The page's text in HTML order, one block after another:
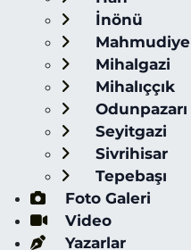
İnönü
Mahmudiye
Mihalgazi
Mihalıççık
Odunpazarı
Seyitgazi
Sivrihisar
Tepebaşı
Foto Galeri
Video
Yazarlar